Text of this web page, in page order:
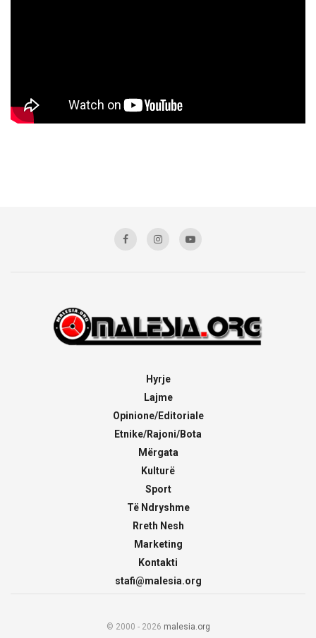
Hyrje
Lajme
Opinione/Editoriale
Etnike/Rajoni/Bota
Mërgata
Kulturë
Sport
Të Ndryshme
Rreth Nesh
Marketing
Kontakti
stafi@malesia.org
© 2000 - 2026 malesia.org